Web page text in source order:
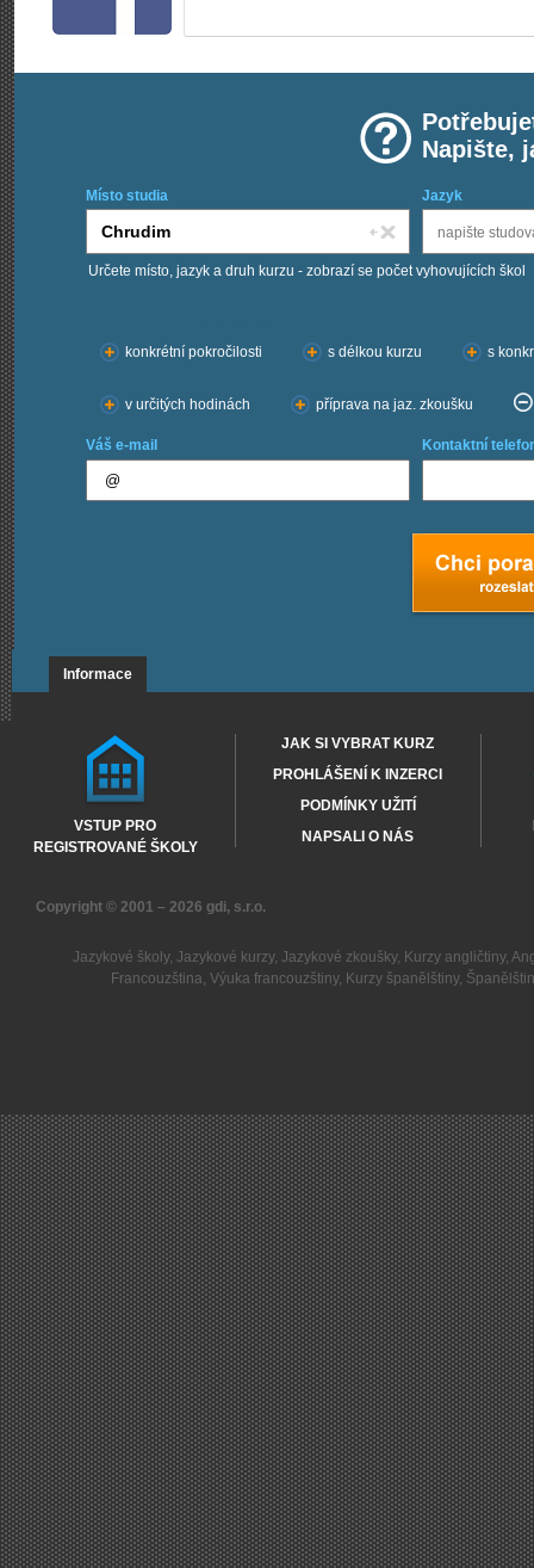
Napište,
Místo studia Jazyk
Určete místo, jazyk a druh kurzu - zobrazí se počet vyhovujících škol
konkrétní pokročilosti
s délkou kurzu s
v určitých hodinách příprava na jaz. zkoušku
Váš e-mail Kontaktní
Informace
VSTUP PRO
REGISTROVANÉ ŠKOLY
JAK SI VYBRAT KURZ
PROHLÁŠENÍ K INZERCI
PODMÍNKY UŽITÍ
NAPSALI O NÁS
Copyright © 2001 – 2026 gdi, s.r.o.
Jazykové školy, Jazykové kurzy, Jazykové zkoušky, Kurzy angličtiny,
Francouzština,Výuka francouzštiny, Kurzy španělštiny,